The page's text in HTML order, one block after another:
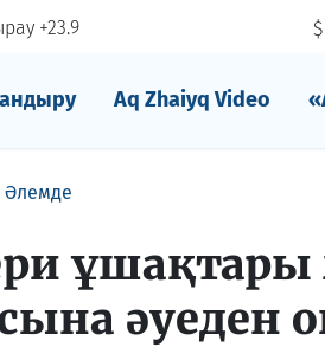
+23.9
Aq Zhaiyq Video
Әлемде
әуеден